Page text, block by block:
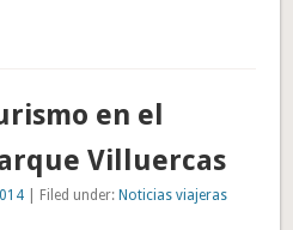
en el
Villuercas
| Filed under: Noticias viajeras